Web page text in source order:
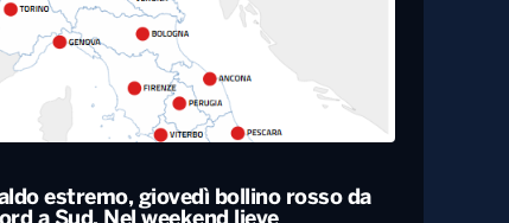
Top News